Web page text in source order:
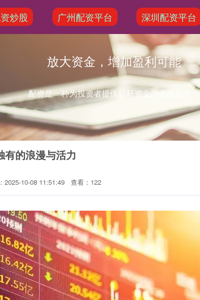
炒股 广州配资平台 深圳配资平台
放大资金，增加盈利可能
配资是一种为投资者提供杠杆资金的金融服务！
有的浪漫与活力
2025-10-08 11:51:49 查看：122